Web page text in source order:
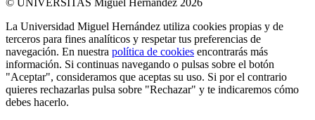
© UNIVERSITAS Miguel Hernández 2026
La Universidad Miguel Hernández utiliza cookies propias y de
terceros para fines analíticos y respetar tus preferencias de
navegación. En nuestra política de cookies encontrarás más
información. Si continuas navegando o pulsas sobre el botón
"Aceptar", consideramos que aceptas su uso. Si por el contrario
quieres rechazarlas pulsa sobre "Rechazar" y te indicaremos cómo
debes hacerlo.